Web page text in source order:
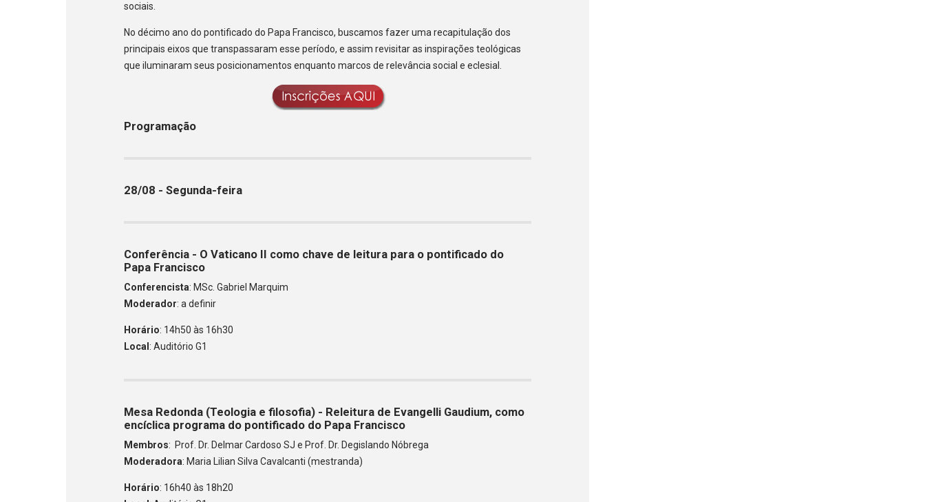
sociais.
No décimo ano do pontificado do Papa Francisco, buscamos fazer uma recapitulação dos
principais eixos que transpassaram esse período, e assim revisitar as inspirações teológicas
que iluminaram seus posicionamentos enquanto marcos de relevância social e eclesial.
Programação
28/08 - Segunda-feira
Conferência - O Vaticano II como chave de leitura para o pontificado do
Papa Francisco
Conferencista: MSc. Gabriel Marquim
Moderador: a definir
Horário: 14h50 às 16h30
Local : Auditório G1
Mesa Redonda (Teologia e filosofia) - Releitura de Evangelli Gaudium, como
encíclica programa do pontificado do Papa Francisco
Membros: Prof. Dr. Delmar Cardoso SJ e Prof. Dr. Degislando Nóbrega
Moderadora: Maria Lilian Silva Cavalcanti (mestranda)
Horário: 16h40 às 18h20